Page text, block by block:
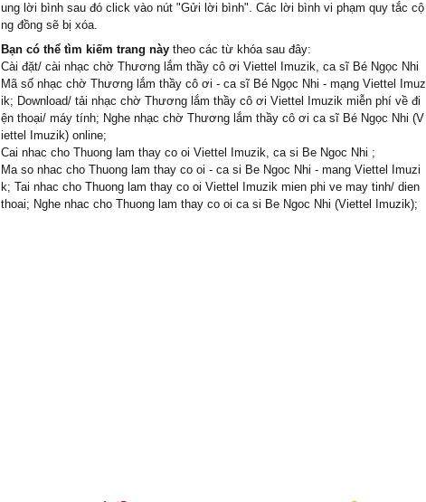
ung lời bình sau đó click vào nút "Gửi lời bình". Các lời bình vi phạm quy tắc cộ
ng đồng sẽ bị xóa.
Bạn có thể tìm kiếm trang này theo các từ khóa sau đây:
Cài đặt/ cài nhạc chờ Thương lắm thầy cô ơi Viettel Imuzik, ca sĩ Bé Ngọc Nhi
Mã số nhạc chờ Thương lắm thầy cô ơi - ca sĩ Bé Ngọc Nhi - mạng Viettel Imuz
ik; Download/ tải nhạc chờ Thương lắm thầy cô ơi Viettel Imuzik miễn phí về đi
ện thoại/ máy tính; Nghe nhạc chờ Thương lắm thầy cô ơi ca sĩ Bé Ngọc Nhi (V
iettel Imuzik) online;
Cai nhac cho Thuong lam thay co oi Viettel Imuzik, ca si Be Ngoc Nhi ;
Ma so nhac cho Thuong lam thay co oi - ca si Be Ngoc Nhi - mang Viettel Imuzi
k; Tai nhac cho Thuong lam thay co oi Viettel Imuzik mien phi ve may tinh/ dien
thoai; Nghe nhac cho Thuong lam thay co oi ca si Be Ngoc Nhi (Viettel Imuzik);